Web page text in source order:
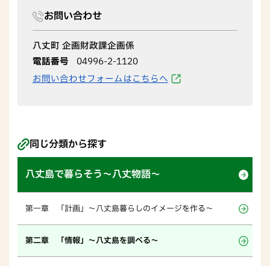
お問い合わせ
八丈町 企画財政課企画係
電話番号
04996-2-1120
お問い合わせフォームはこちらへ
同じ分類から探す
八丈島で暮らそう～八丈物語～
第一章 「計画」～八丈島暮らしのイメージを作る～
第二章 「情報」～八丈島を調べる～